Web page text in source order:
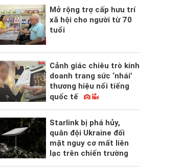
Mở rộng trợ cấp hưu trí
xã hội cho người từ 70
tuổi
Cảnh giác chiêu trò kinh
doanh trang sức ‘nhái’
thương hiệu nổi tiếng
quốc tế
Starlink bị phá hủy,
quân đội Ukraine đối
mặt nguy cơ mất liên
lạc trên chiến trường